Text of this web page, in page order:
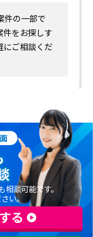
件の一部で
件をお探しす
にご相談くだ
談可能です。
い。
る